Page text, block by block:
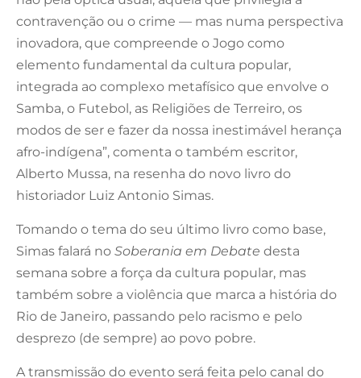
contravenção ou o crime — mas numa perspectiva
inovadora, que compreende o Jogo como
elemento fundamental da cultura popular,
integrada ao complexo metafísico que envolve o
Samba, o Futebol, as Religiões de Terreiro, os
modos de ser e fazer da nossa inestimável herança
afro-indígena”, comenta o também escritor,
Alberto Mussa, na resenha do novo livro do
historiador Luiz Antonio Simas.
Tomando o tema do seu último livro como base,
Simas falará no Soberania em Debate desta
semana sobre a força da cultura popular, mas
também sobre a violência que marca a história do
Rio de Janeiro, passando pelo racismo e pelo
desprezo (de sempre) ao povo pobre.
A transmissão do evento será feita pelo canal do